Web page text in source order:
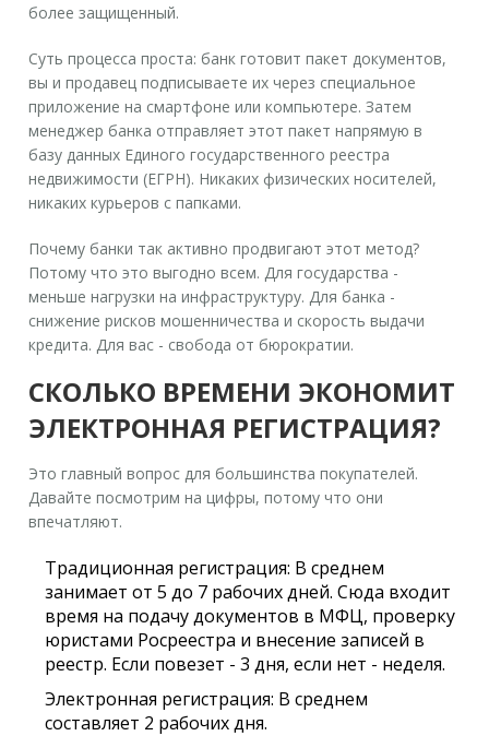
более защищенный.
Суть процесса проста: банк готовит пакет документов,
вы и продавец подписываете их через специальное
приложение на смартфоне или компьютере. Затем
менеджер банка отправляет этот пакет напрямую в
базу данных Единого государственного реестра
недвижимости (ЕГРН). Никаких физических носителей,
никаких курьеров с папками.
Почему банки так активно продвигают этот метод?
Потому что это выгодно всем. Для государства -
меньше нагрузки на инфраструктуру. Для банка -
снижение рисков мошенничества и скорость выдачи
кредита. Для вас - свобода от бюрократии.
СКОЛЬКО ВРЕМЕНИ ЭКОНОМИТ
ЭЛЕКТРОННАЯ РЕГИСТРАЦИЯ?
Это главный вопрос для большинства покупателей.
Давайте посмотрим на цифры, потому что они
впечатляют.
Традиционная регистрация: В среднем
занимает от 5 до 7 рабочих дней. Сюда входит
время на подачу документов в МФЦ, проверку
юристами Росреестра и внесение записей в
реестр. Если повезет - 3 дня, если нет - неделя.
Электронная регистрация: В среднем
составляет 2 рабочих дня.